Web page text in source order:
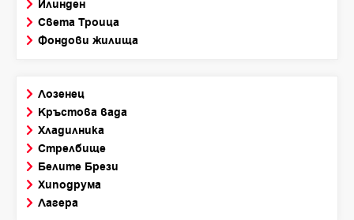
Илинден
Света Троица
Фондови жилища
Лозенец
Кръстова вада
Хладилника
Стрелбище
Белите Брези
Хиподрума
Лагера